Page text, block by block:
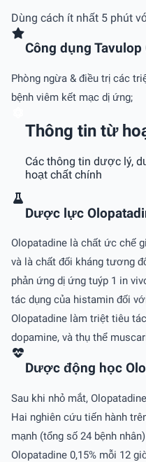
Dùng cách ít nhất 5 phút
Công dụng Tavulop
Phòng ngừa & điều trị các
bệnh viêm kết mạc dị ứng;
Thông tin từ
Các thông tin dược lý,
hoạt chất chính
Dược lực
Olopatadine là chất ức chế
và là chất đối kháng tương
phản ứng dị ứng tuýp 1 in
tác dụng của histamin đối
Olopatadine làm triệt tiêu
dopamine, và thụ thể
Dược động học
Sau khi nhỏ mắt,
Hai nghiên cứu tiến hành
mạnh (tổng số 24 bệnh
Olopatadine 0,15% mỗi 12